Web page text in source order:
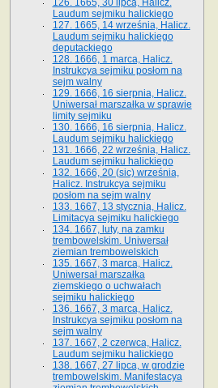
126. 1665, 30 lipca, Halicz.
Laudum sejmiku halickiego
127. 1665, 14 września, Halicz.
Laudum sejmiku halickiego
deputackiego
128. 1666, 1 marca, Halicz.
Instrukcya sejmiku posłom na
sejm walny
129. 1666, 16 sierpnia, Halicz.
Uniwersał marszałka w sprawie
limity sejmiku
130. 1666, 16 sierpnia, Halicz.
Laudum sejmiku halickiego
131. 1666, 22 września, Halicz.
Laudum sejmiku halickiego
132. 1666, 20 (sic) września,
Halicz. Instrukcya sejmiku
posłom na sejm walny
133. 1667, 13 stycznia, Halicz.
Limitacya sejmiku halickiego
134. 1667, luty, na zamku
trembowelskim. Uniwersał
ziemian trembowelskich
135. 1667, 3 marca, Halicz.
Uniwersał marszałka
ziemskiego o uchwałach
sejmiku halickiego
136. 1667, 3 marca, Halicz.
Instrukcya sejmiku posłom na
sejm walny
137. 1667, 2 czerwca, Halicz.
Laudum sejmiku halickiego
138. 1667, 27 lipca, w grodzie
trembowelskim. Manifestacya